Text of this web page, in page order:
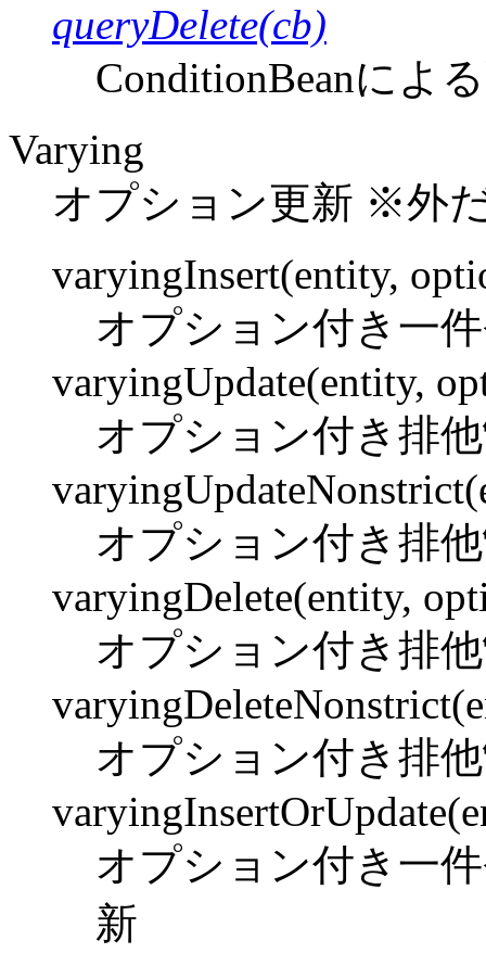
queryDelete(cb)
ConditionBeanによ
Varying
オプション更新 ※外
varyingInsert(entity,
オプション付き一
varyingUpdate(entity,
オプション付き排他
オプション付き排他
varyingDelete(entity,
オプション付き排他
オプション付き排他
オプション付き一
新